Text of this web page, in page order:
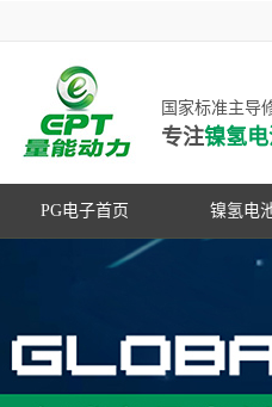
国家标准主导
专注镍氢
PG电子首页 镍氢电
高容量镍氢电池
超低自放电镍氢电池